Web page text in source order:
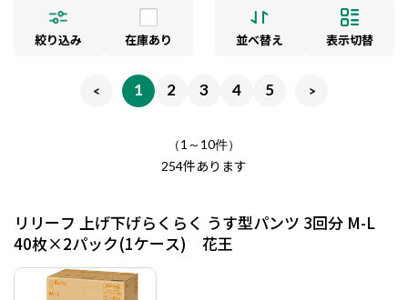
絞り込み 在庫あり
1 2 3 4 5
並べ替え 表示切替
（1～10件）
254件あります
リリーフ 上げ下げらくらく うす型パンツ 3回分 M-L
40枚×2パック(1ケース) 花王